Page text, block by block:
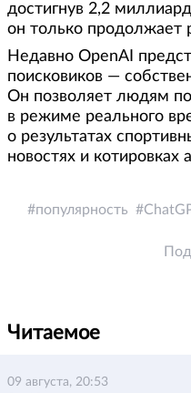
достигнув 2,2
он только продолжает
Недавно OpenAI
поисковиков —
Он позволяет людям
в режиме реального
о результатах
новостях и котировках
популярность
Читаемое
09 августа, 20:53